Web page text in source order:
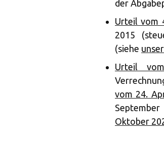
der
Urteil vom
2015
(siehe
Urteil
vom 24.
Oktober